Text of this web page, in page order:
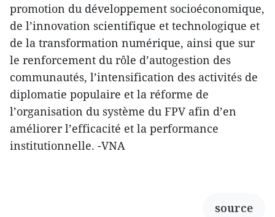
promotion du développement socioéconomique,
de l’innovation scientifique et technologique et
de la transformation numérique, ainsi que sur
le renforcement du rôle d’autogestion des
communautés, l’intensification des activités de
diplomatie populaire et la réforme de
l’organisation du système du FPV afin d’en
améliorer l’efficacité et la performance
institutionnelle. -VNA
source